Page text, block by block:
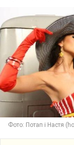
Фото: Потап і Настя